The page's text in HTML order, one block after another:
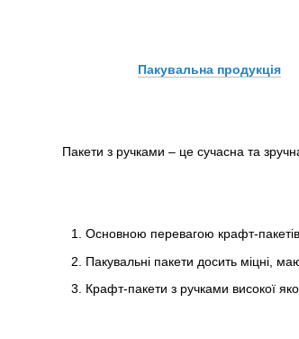
Пакувальна продукція
Пакети з ручками – це сучасна та
Основною перевагою крафт-пакетів
Пакувальні пакети досить міцні,
Крафт-пакети з ручками високої